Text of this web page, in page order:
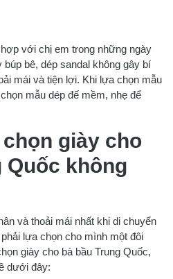
với chị em trong những ngày
bê, dép sandal không gây bí
mái và tiện lợi. Khi lựa chọn mẫu
mẫu dép đế mềm, nhẹ để
giày cho
Quốc không
và thoải mái nhất khi di chuyển
lựa chọn cho mình một đôi
giày cho bà bầu Trung Quốc,
dưới đây: